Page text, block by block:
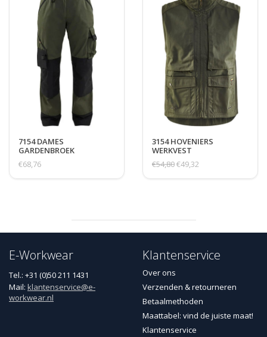
7154 DAMES
GARDENBROEK
€68,76
3154 HOVENIERS
WERKVEST
€54,80€49,32
E-Workwear
Tel.: +31 (0)50 211 1431
Mail: klantenservice@e-
workwear.nl
Klantenservice
Over ons
Verzenden & retourneren
Betaalmethoden
Maattabel: vind de juiste maat!
Klantenservice